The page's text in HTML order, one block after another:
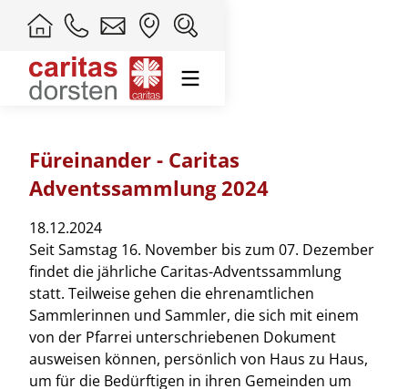
Füreinander - Caritas
Adventssammlung 2024
18.12.2024
Seit Samstag 16. November bis zum 07. Dezember
findet die jährliche Caritas-Adventssammlung
statt. Teilweise gehen die ehrenamtlichen
Sammlerinnen und Sammler, die sich mit einem
von der Pfarrei unterschriebenen Dokument
ausweisen können, persönlich von Haus zu Haus,
um für die Bedürftigen in ihren Gemeinden um